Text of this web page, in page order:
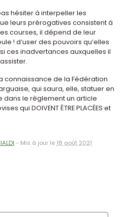
hésiter à interpeller les
leurs prérogatives consistent à
courses, il dépend de leur
! d’user des pouvoirs qu’elles
ces inadvertances auxquelles il
connaissance de la Fédération
qui saura, elle, statuer en
dans le règlement un article
qui DOIVENT ÊTRE PLACÉES et
- Mis à jour le 18 août 2021